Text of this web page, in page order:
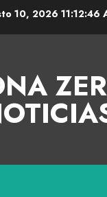
10, 2026 11:12:46